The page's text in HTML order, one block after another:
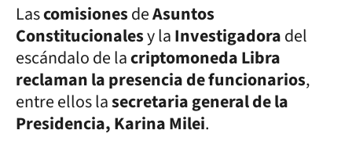
LascomisionesdeAsuntos
Constitucionalesy laInvestigadoradel
escándalo de lacriptomoneda Libra
reclaman la presencia de funcionarios,
entre ellos lasecretaria general de la
Presidencia, Karina Milei.